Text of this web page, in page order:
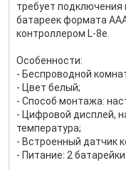
требует подключения
батареек формата
контроллером L-8e.
Особенности:
- Беспроводной
- Цвет белый;
- Способ монтажа:
- Цифровой дисплей,
температура;
- Встроенный датчик
- Питание: 2 батарейки